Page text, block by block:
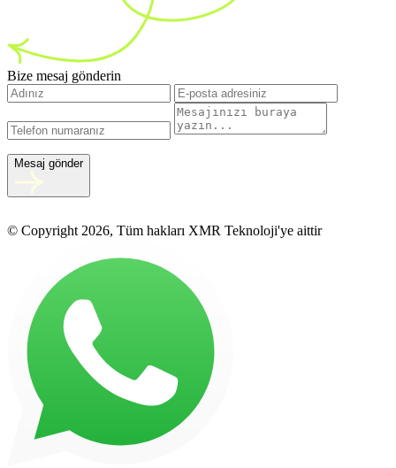
Bize mesaj gönderin
Mesaj gönder
© Copyright 2026, Tüm hakları XMR Teknoloji'ye aittir